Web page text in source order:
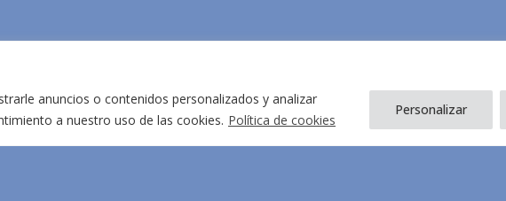
anuncios o contenidos personalizados y analizar
a nuestro uso de las cookies. Política de cookies
Personalizar
Política de privacidad Aviso Legal